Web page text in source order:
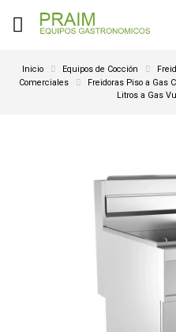
Inicio Equipos de Cocción
Comerciales
Freidoras Piso a Gas
Litros a Gas